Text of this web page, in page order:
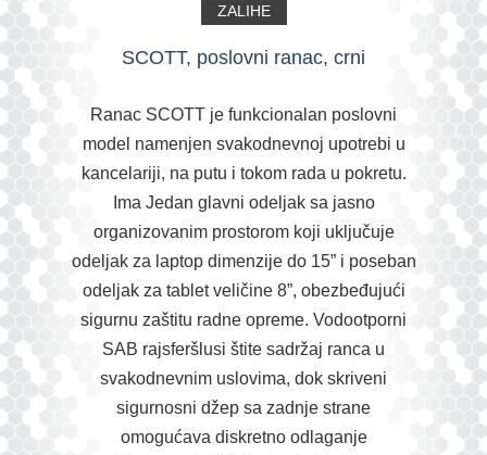
ZALIHE
SCOTT, poslovni ranac, crni
Ranac SCOTT je funkcionalan poslovni
model namenjen svakodnevnoj upotrebi u
kancelariji, na putu i tokom rada u pokretu.
Ima Jedan glavni odeljak sa jasno
organizovanim prostorom koji uključuje
odeljak za laptop dimenzije do 15” i poseban
odeljak za tablet veličine 8”, obezbeđujući
sigurnu zaštitu radne opreme. Vodootporni
SAB rajsferšlusi štite sadržaj ranca u
svakodnevnim uslovima, dok skriveni
sigurnosni džep sa zadnje strane
omogućava diskretno odlaganje